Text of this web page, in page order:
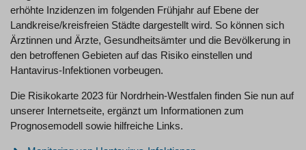
erhöhte Inzidenzen im folgenden Frühjahr auf Ebene der
Landkreise/kreisfreien Städte dargestellt wird. So können sich
Ärztinnen und Ärzte, Gesundheitsämter und die Bevölkerung in
den betroffenen Gebieten auf das Risiko einstellen und
Hantavirus-Infektionen vorbeugen.
Die Risikokarte 2023 für Nordrhein-Westfalen finden Sie nun auf
unserer Internetseite, ergänzt um Informationen zum
Prognosemodell sowie hilfreiche Links.